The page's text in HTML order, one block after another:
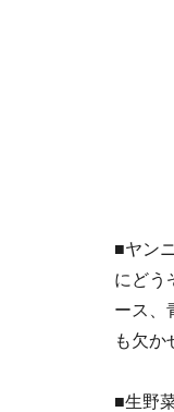
■ヤン
にどう
ース、
も欠か
■生野